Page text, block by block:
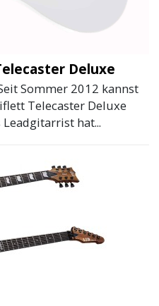
Deluxe
Sommer 2012 kannst
Telecaster Deluxe
hat...